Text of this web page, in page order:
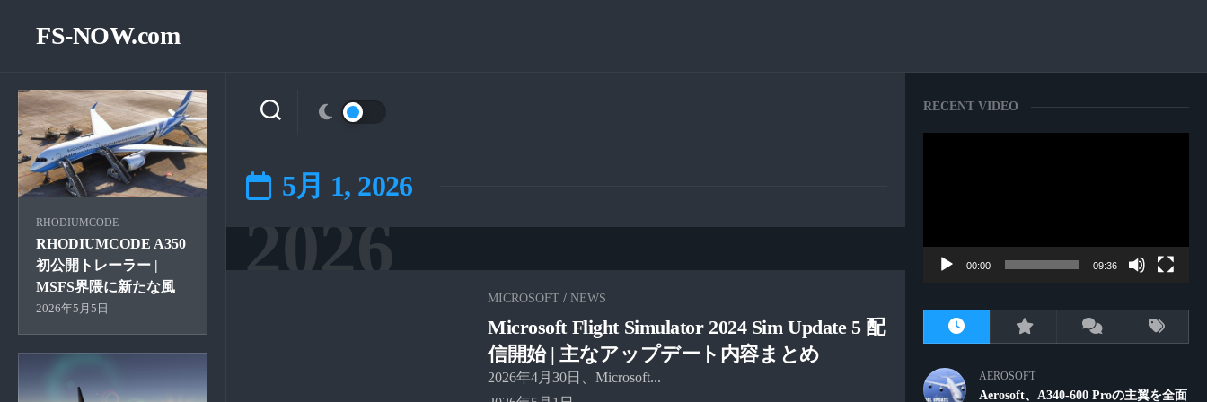
contentFS-NOW.com
RHODIUMCODE
RHODIUMCODE A350
初公開トレーラー |
MSFS界隈に新たな風
2026年5月5日
5月 1, 2026
2026
MICROSOFT / NEWS
Microsoft Flight Simulator 2024 Sim Update 5 配
信開始 | 主なアップデート内容まとめ
2026年4月30日、Microsoft...
RECENT VIDEO
00:00 09:36
AEROSOFT
Aerosoft、A340-600 Proの主翼を全面